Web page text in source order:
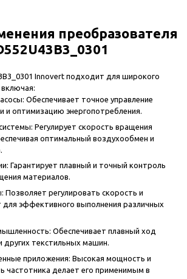
преобразователя
Innovert подходит для широкого
Обеспечивает точное управление
и оптимизацию энергопотребления.
Регулирует скорость вращения
оптимальный воздухообмен и
Гарантирует плавный и точный контроль
материалов.
регулировать скорость и
эффективного выполнения различных
Обеспечивает плавный ход
других текстильных машин.
приложения: Высокая мощность и
частотника делает его применимым в